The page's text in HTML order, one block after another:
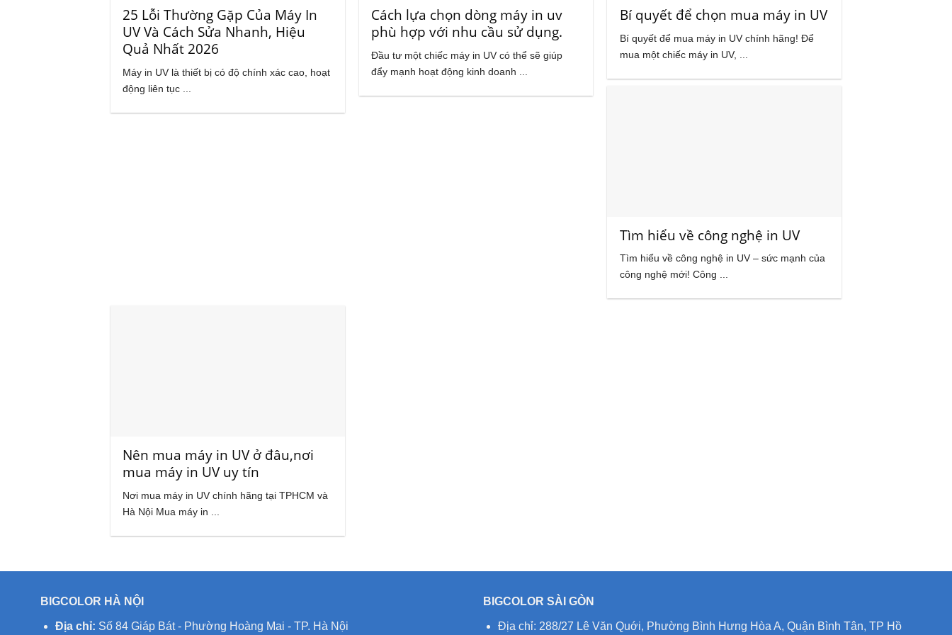
25 Lỗi Thường Gặp Của Máy In
UV Và Cách Sửa Nhanh, Hiệu
Quả Nhất 2026
Máy in UV là thiết bị có độ chính xác cao, hoạt
động liên tục ...
Cách lựa chọn dòng máy in uv
phù hợp với nhu cầu sử dụng.
Đầu tư một chiếc máy in UV có thể sẽ giúp
đẩy mạnh hoạt động kinh doanh ...
Bí quyết để chọn mua máy in UV
Bí quyết để mua máy in UV chính hãng! Để
mua một chiếc máy in UV, ...
Tìm hiểu về công nghệ in UV
Tìm hiểu về công nghệ in UV – sức mạnh của
công nghệ mới! Công ...
Nên mua máy in UV ở đâu,nơi
mua máy in UV uy tín
Nơi mua máy in UV chính hãng tại TPHCM và
Hà Nội Mua máy in ...
BIGCOLOR HÀ NỘI
Địa chỉ: Số 84 Giáp Bát - Phường Hoàng Mai - TP. Hà Nội
BIGCOLOR SÀI GÒN
Địa chỉ: 288/27 Lê Văn Quới, Phường Bình Hưng Hòa A, Quận Bình Tân, TP Hồ